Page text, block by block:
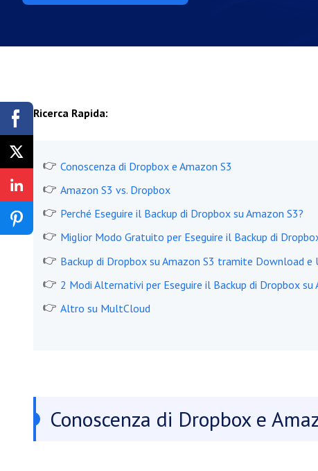
Ricerca Rapida:
Conoscenza di Dropbox e Amazon S3
Amazon S3 vs. Dropbox
Perché Eseguire il Backup di Dropbox su Amazon S3?
Miglior Modo Gratuito per Eseguire il Backup di
Backup di Dropbox su Amazon S3 tramite Download e
2 Modi Alternativi per Eseguire il Backup di Dropbox su
Altro su MultCloud
Conoscenza di Dropbox e